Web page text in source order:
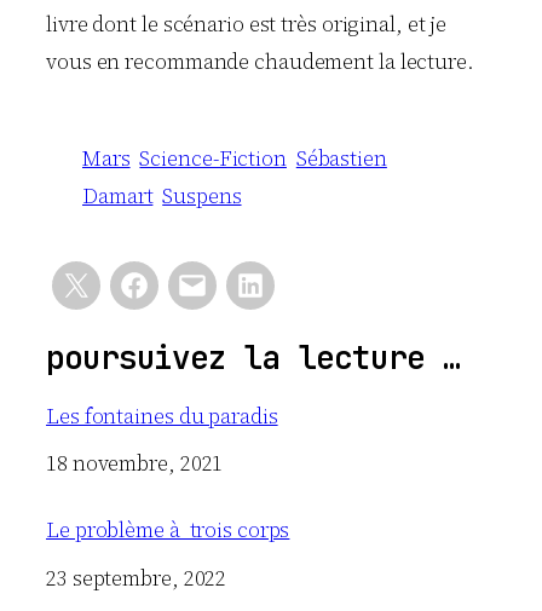
livre dont le scénario est très original, et je
vous en recommande chaudement la lecture.
Mars Science-Fiction Sébastien
Damart Suspens
poursuivez la lecture …
Les fontaines du paradis
Date
18 novembre, 2021
Le problème à trois corps
Date
23 septembre, 2022